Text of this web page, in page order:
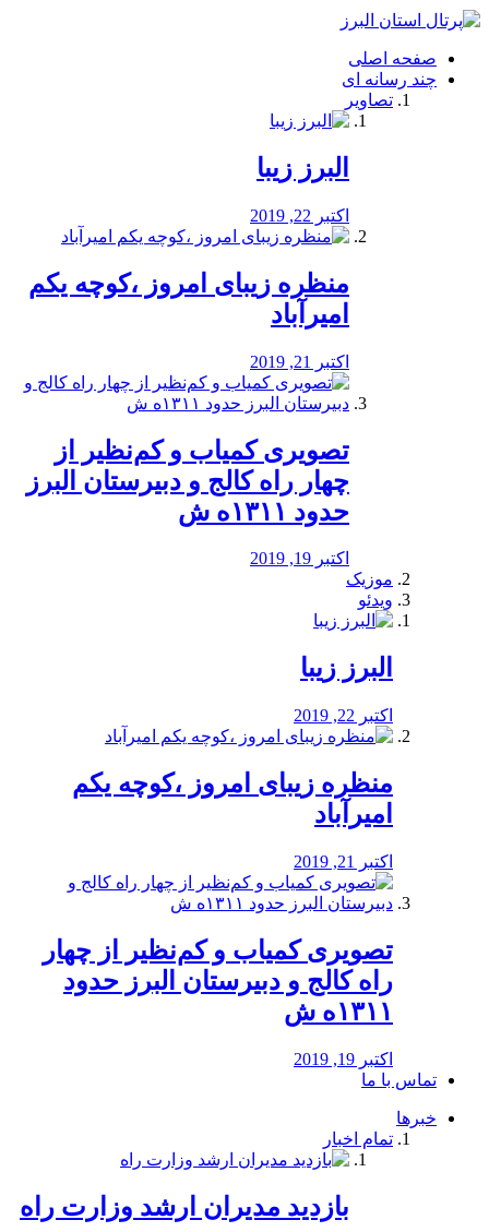
فصد
شرق
تهران
خشکشویی
صفحه اصلی
چند رسانه ای
تصاویر
البرز زیبا
اکتبر 22, 2019
منظره‌‌ زیبای امروز ،کوچه یکم
امیرآباد
اکتبر 21, 2019
️تصویری کمیاب و کم‌نظیر از
چهار راه كالج و دبيرستان البرز
حدود ۱۳۱۱ه ش
اکتبر 19, 2019
موزیک
ویدئو
البرز زیبا
اکتبر 22, 2019
منظره‌‌ زیبای امروز ،کوچه یکم
امیرآباد
اکتبر 21, 2019
️تصویری کمیاب و کم‌نظیر از چهار
راه كالج و دبيرستان البرز حدود
۱۳۱۱ه ش
اکتبر 19, 2019
تماس با ما
خبرها
تمام اخبار
بازدید مدیران ارشد وزارت راه